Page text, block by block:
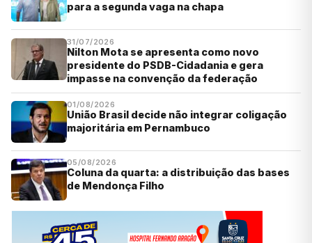
para a segunda vaga na chapa
31/07/2026
Nilton Mota se apresenta como novo
presidente do PSDB-Cidadania e gera
impasse na convenção da federação
01/08/2026
União Brasil decide não integrar coligação
majoritária em Pernambuco
05/08/2026
Coluna da quarta: a distribuição das bases
de Mendonça Filho